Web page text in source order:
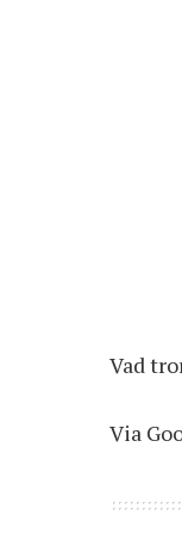
Vad
Via